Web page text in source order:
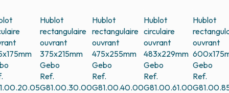
Hublot
rectangulaire
ouvrant
375x215mm
Gebo
Ref.
G81.00.30.00
Hublot
rectangulaire
ouvrant
475x255mm
Gebo
Ref.
G81.00.40.00
Hublot
circulaire
ouvrant
483x229mm
Gebo
Ref.
G81.00.61.00
Hublot
ouvrant
Gebo
Ref.